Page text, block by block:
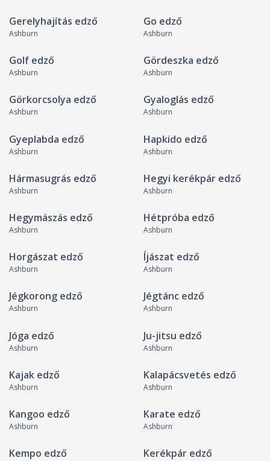
Gerelyhajítás edző
Ashburn
Go edző
Ashburn
Golf edző
Ashburn
Gördeszka edző
Ashburn
Görkorcsolya edző
Ashburn
Gyaloglás edző
Ashburn
Gyeplabda edző
Ashburn
Hapkido edző
Ashburn
Hármasugrás edző
Ashburn
Hegyi kerékpár edző
Ashburn
Hegymászás edző
Ashburn
Hétpróba edző
Ashburn
Horgászat edző
Ashburn
Íjászat edző
Ashburn
Jégkorong edző
Ashburn
Jégtánc edző
Ashburn
Jóga edző
Ashburn
Ju-jitsu edző
Ashburn
Kajak edző
Ashburn
Kalapácsvetés edző
Ashburn
Kangoo edző
Ashburn
Karate edző
Ashburn
Kempo edző Kerékpár edző